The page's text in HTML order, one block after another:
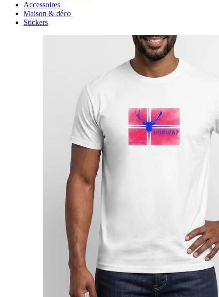
Accessoires
Maison & déco
Stickers